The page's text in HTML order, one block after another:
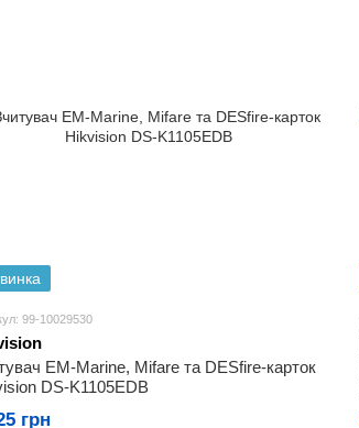
99-10029530
EM-Marine, Mifare та DESfire-карток
DS-K1105EDB
грн